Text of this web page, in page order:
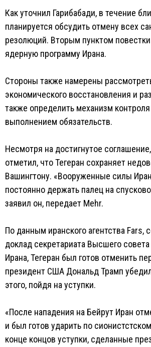
Как уточнил Гарибабади, в течение
планируется обсудить отмену всех
резолюций. Вторым пунктом
ядерную программу Ирана.
Стороны также намерены
экономического восстановления и
также определить механизм
выполнением обязательств.
Несмотря на достигнутое
отметил, что Тегеран сохраняет
Вашингтону. «Вооруженные силы
постоянно держать палец на
заявил он, передает Mehr.
По данным иранского агентства Fars,
доклад секретариата Высшего
Ирана, Тегеран был готов отменить
президент США Дональд Трамп
этого, пойдя на уступки.
«После нападения на Бейрут Иран
и был готов ударить по
конце концов уступки, сделанные